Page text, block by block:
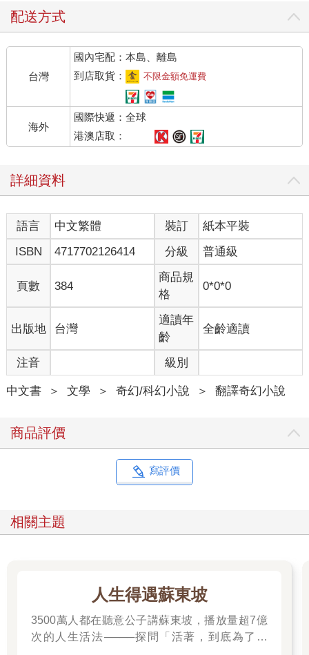
忘了），她在多倫多劇院匆促下檔的《李爾王》登台演出沒有台
刀，手拿平裝版《李爾王》劇本，書中的舞台指示有黃色螢光標
記，她讀道：「『已瘋狂，身上雜亂地飾以野花。』」
「『可是誰來啦？』」飾演大臣之子愛德伽的演員說。他名叫八
月，最近才開始演戲，之前是樂團的第二小提琴，也是祕密詩
人，也就是說除了克絲婷和第七吉他手，團裡沒人知道他會寫
詩，「『不是瘋狂的人，絕不會……』絕不會什麼？」
「『把他自己打扮成這一個樣子。』」克絲婷說。
「謝了。『不是瘋狂的人，絕不會把他自己打扮成這一個樣
樂團的篷車其實是卡車改造的，現由馬匹拉動，裝有金屬輪和木
輪。汽油耗盡以後，所有無用的吃油零件都拆了，像是引擎、燃
料供給系統，還有一些未滿二十歲的團員從沒見過它們運轉的配
備。車頭頂部加裝了長椅供駕駛乘坐，徒然增加重量的部分都拆
了，但整體算是完整保留，車門可以關上，難以擊破的車窗也還
在，這樣一來若行經險惡地區，就有個相對安全的地方安置孩子
們。篷車主要由卡車車床構成，上面架起防水布。三輛車的車篷
都漆成槍灰色，用白漆在兩側寫上：「行者交響樂團」。
「不，他們不能判我私造貨幣的罪名。」迪亞特回過頭說。他在
練習李爾王的段落，雖然這角色由他來演還太年輕。迪亞特走在
其他演員前頭，低聲跟他最愛的馬兒說了些什麼。那匹馬名叫伯
恩斯坦，尾巴的毛少了一半，因為上週被第一大提琴拿去做新琴
弓了。
「啊，傷心的景象！」八月說。
第三小號手嘀咕：「你知道什麼是『傷心的景象』嗎？就是在熱
「你知道還有更傷心的景象嗎？連續四天，行走於遙遠的邊緣小
鎮之間。」這位是十
「『傷心的景象』是什麼意思？」奧莉薇問，她才六歲，是低音
「大約再兩個小時就會抵達水城聖底波拉，沒什麼好擔心的。」
吉爾說。
明白怎麼走也找不回從前的生活，只好隨遇而安，找個地方落
腳。人們出於安全考量，群聚在公路休息站、餐廳和汽車旅館相
依為命。在這面目已非的世界，行者交響樂團來回往返於聚落之
間。這是從新元五年開始的，那時指揮召集了她在軍樂隊的朋友
配送方式
台灣
國內宅配：本島、離島
到店取貨：
不限金額免運費
海外
國際快遞：全球
港澳店取：
詳細資料
語言 中文繁體 裝訂
紙本平裝
ISBN
4717702126414 分級 普通級
頁數 384
商品規
格
0*0*0
出版地 台灣
適讀年
齡
全齡適讀
注音 級別
中文書 ＞ 文學 ＞ 奇幻/科幻小說 ＞ 翻譯奇幻小說
商品評價
寫評價
相關主題
人生得遇蘇東坡
3500萬人都在聽意公子講蘇東坡，播放量超7億
次的人生活法────探問「活著，到底為了什